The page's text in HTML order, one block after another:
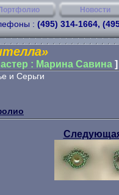
Портфолио Новости
: (495) 314-1664,
: Марина Савина ]
и Серьги